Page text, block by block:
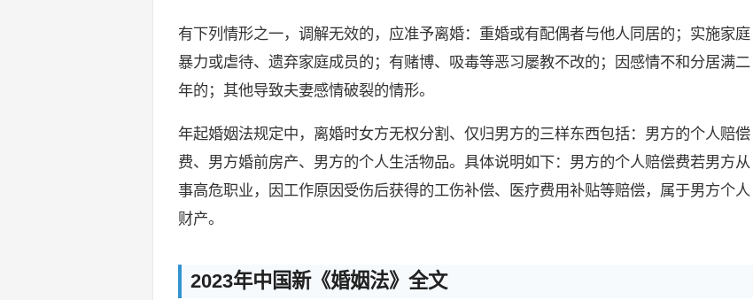
有下列情形之一，调解无效的，应准予离婚：重婚或有配偶者与他人同居的；实施家庭
暴力或虐待、遗弃家庭成员的；有赌博、吸毒等恶习屡教不改的；因感情不和分居满二
年的；其他导致夫妻感情破裂的情形。
年起婚姻法规定中，离婚时女方无权分割、仅归男方的三样东西包括：男方的个人赔偿
费、男方婚前房产、男方的个人生活物品。具体说明如下：男方的个人赔偿费若男方从
事高危职业，因工作原因受伤后获得的工伤补偿、医疗费用补贴等赔偿，属于男方个人
财产。
2023年中国新《婚姻法》全文